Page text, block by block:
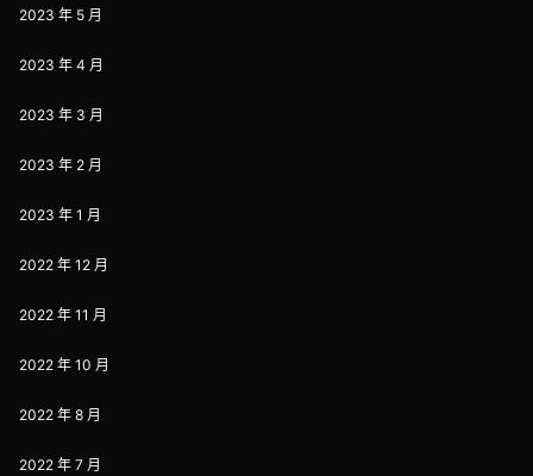
2023 年 5 月
2023 年 4 月
2023 年 3 月
2023 年 2 月
2023 年 1 月
2022 年 12 月
2022 年 11 月
2022 年 10 月
2022 年 8 月
2022 年 7 月